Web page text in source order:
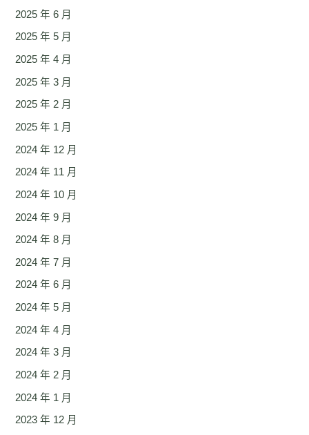
2025 年 6 月
2025 年 5 月
2025 年 4 月
2025 年 3 月
2025 年 2 月
2025 年 1 月
2024 年 12 月
2024 年 11 月
2024 年 10 月
2024 年 9 月
2024 年 8 月
2024 年 7 月
2024 年 6 月
2024 年 5 月
2024 年 4 月
2024 年 3 月
2024 年 2 月
2024 年 1 月
2023 年 12 月